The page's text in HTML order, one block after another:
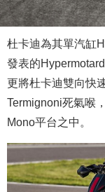
杜卡迪為其單汽缸
發表的
更將杜卡迪雙向快
Termignoni死氣喉
Mono平台之中。